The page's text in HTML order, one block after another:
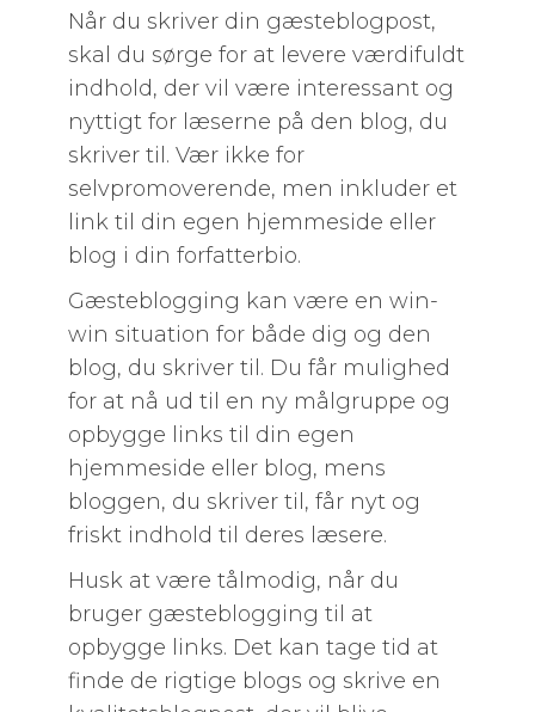
Når du skriver din gæsteblogpost,
skal du sørge for at levere værdifuldt
indhold, der vil være interessant og
nyttigt for læserne på den blog, du
skriver til. Vær ikke for
selvpromoverende, men inkluder et
link til din egen hjemmeside eller
blog i din forfatterbio.
Gæsteblogging kan være en win-
win situation for både dig og den
blog, du skriver til. Du får mulighed
for at nå ud til en ny målgruppe og
opbygge links til din egen
hjemmeside eller blog, mens
bloggen, du skriver til, får nyt og
friskt indhold til deres læsere.
Husk at være tålmodig, når du
bruger gæsteblogging til at
opbygge links. Det kan tage tid at
finde de rigtige blogs og skrive en